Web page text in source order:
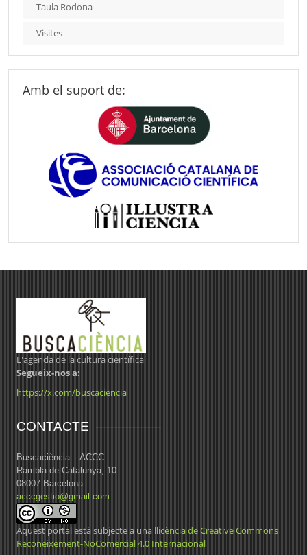
Taula Rodona
Visites
Amb el suport de:
L'agenda de la cultura científica
Segueix-nos a:
https://x.com/buscaciencia
CONTACTE
Buscaciència – ACCC
Rambla de Catalunya, 10
08007 Barcelona
acccgestio@gmail.com
Aquest portal està subjecte a una llicència de Creative Commons
Reconeixement-NoComercial 4.0 Internacional